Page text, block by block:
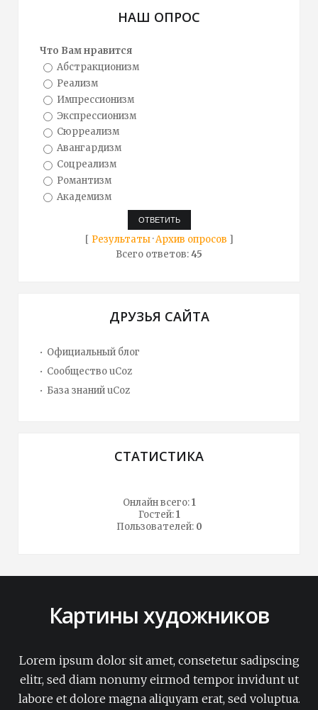
НАШ ОПРОС
Что Вам нравится
Абстракционизм
Реализм
Импрессионизм
Экспрессионизм
Сюрреализм
Авангардизм
Соцреализм
Романтизм
Академизм
[ Результаты·Архив опросов ]
Всего ответов:45
ДРУЗЬЯ САЙТА
Официальный блог
Сообщество uCoz
База знаний uCoz
СТАТИСТИКА
Онлайн всего:1
Гостей:1
Пользователей: 0
Картины художников
Lorem ipsum dolor sit amet, consetetur sadipscing
elitr, sed diam nonumy eirmod tempor invidunt ut
labore et dolore magna aliquyam erat, sed voluptua.